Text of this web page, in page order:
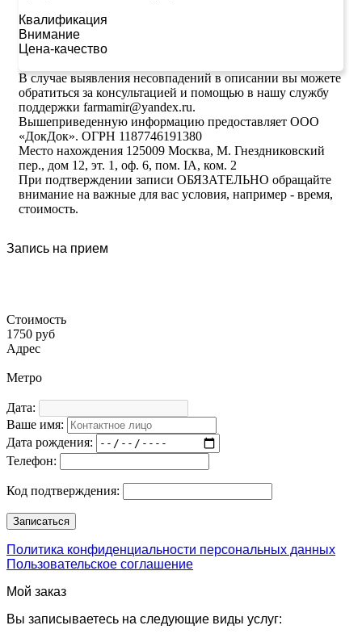
Квалификация
Внимание
Цена-качество
В случае выявления несовпадений в описании вы можете
обратиться за консультацией и помощью в нашу службу
поддержки farmamir@yandex.ru.
Вышеприведенную информацию предоставляет ООО
«ДокДок». ОГРН 1187746191380
Место нахождения 125009 Москва, М. Гнездниковский
пер., дом 12, эт. 1, оф. 6, пом. IA, ком. 2
При подтверждении записи ОБЯЗАТЕЛЬНО обращайте
внимание на важные для вас условия, например - время,
стоимость.
Запись на прием
Стоимость
1750 руб
Адрес
Метро
Дата:
Ваше имя:
Дата рождения:
Телефон:
Код подтверждения:
Политика конфиденциальности персональных данных
Пользовательское соглашение
Мой заказ
Вы записываетесь на следующие виды услуг: